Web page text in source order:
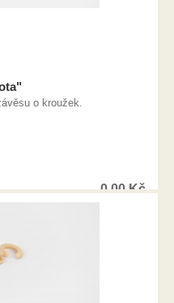
o kroužek.
0,00Kč